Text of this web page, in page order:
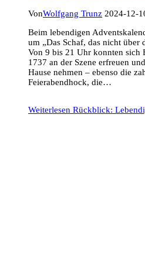
VonWolfgang Trunz 2024-12-
Beim lebendigen
um „Das Schaf, das nicht über
Von 9 bis 21 Uhr konnten sich
1737 an der Szene erfreuen
Hause nehmen – ebenso die
Feierabendhock, die…
Weiterlesen Rückblick: